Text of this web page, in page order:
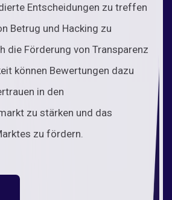
Entscheidungen zu treffen
Betrug und Hacking zu
die Förderung von Transparenz
können Bewertungen dazu
in den
zu stärken und das
zu fördern.